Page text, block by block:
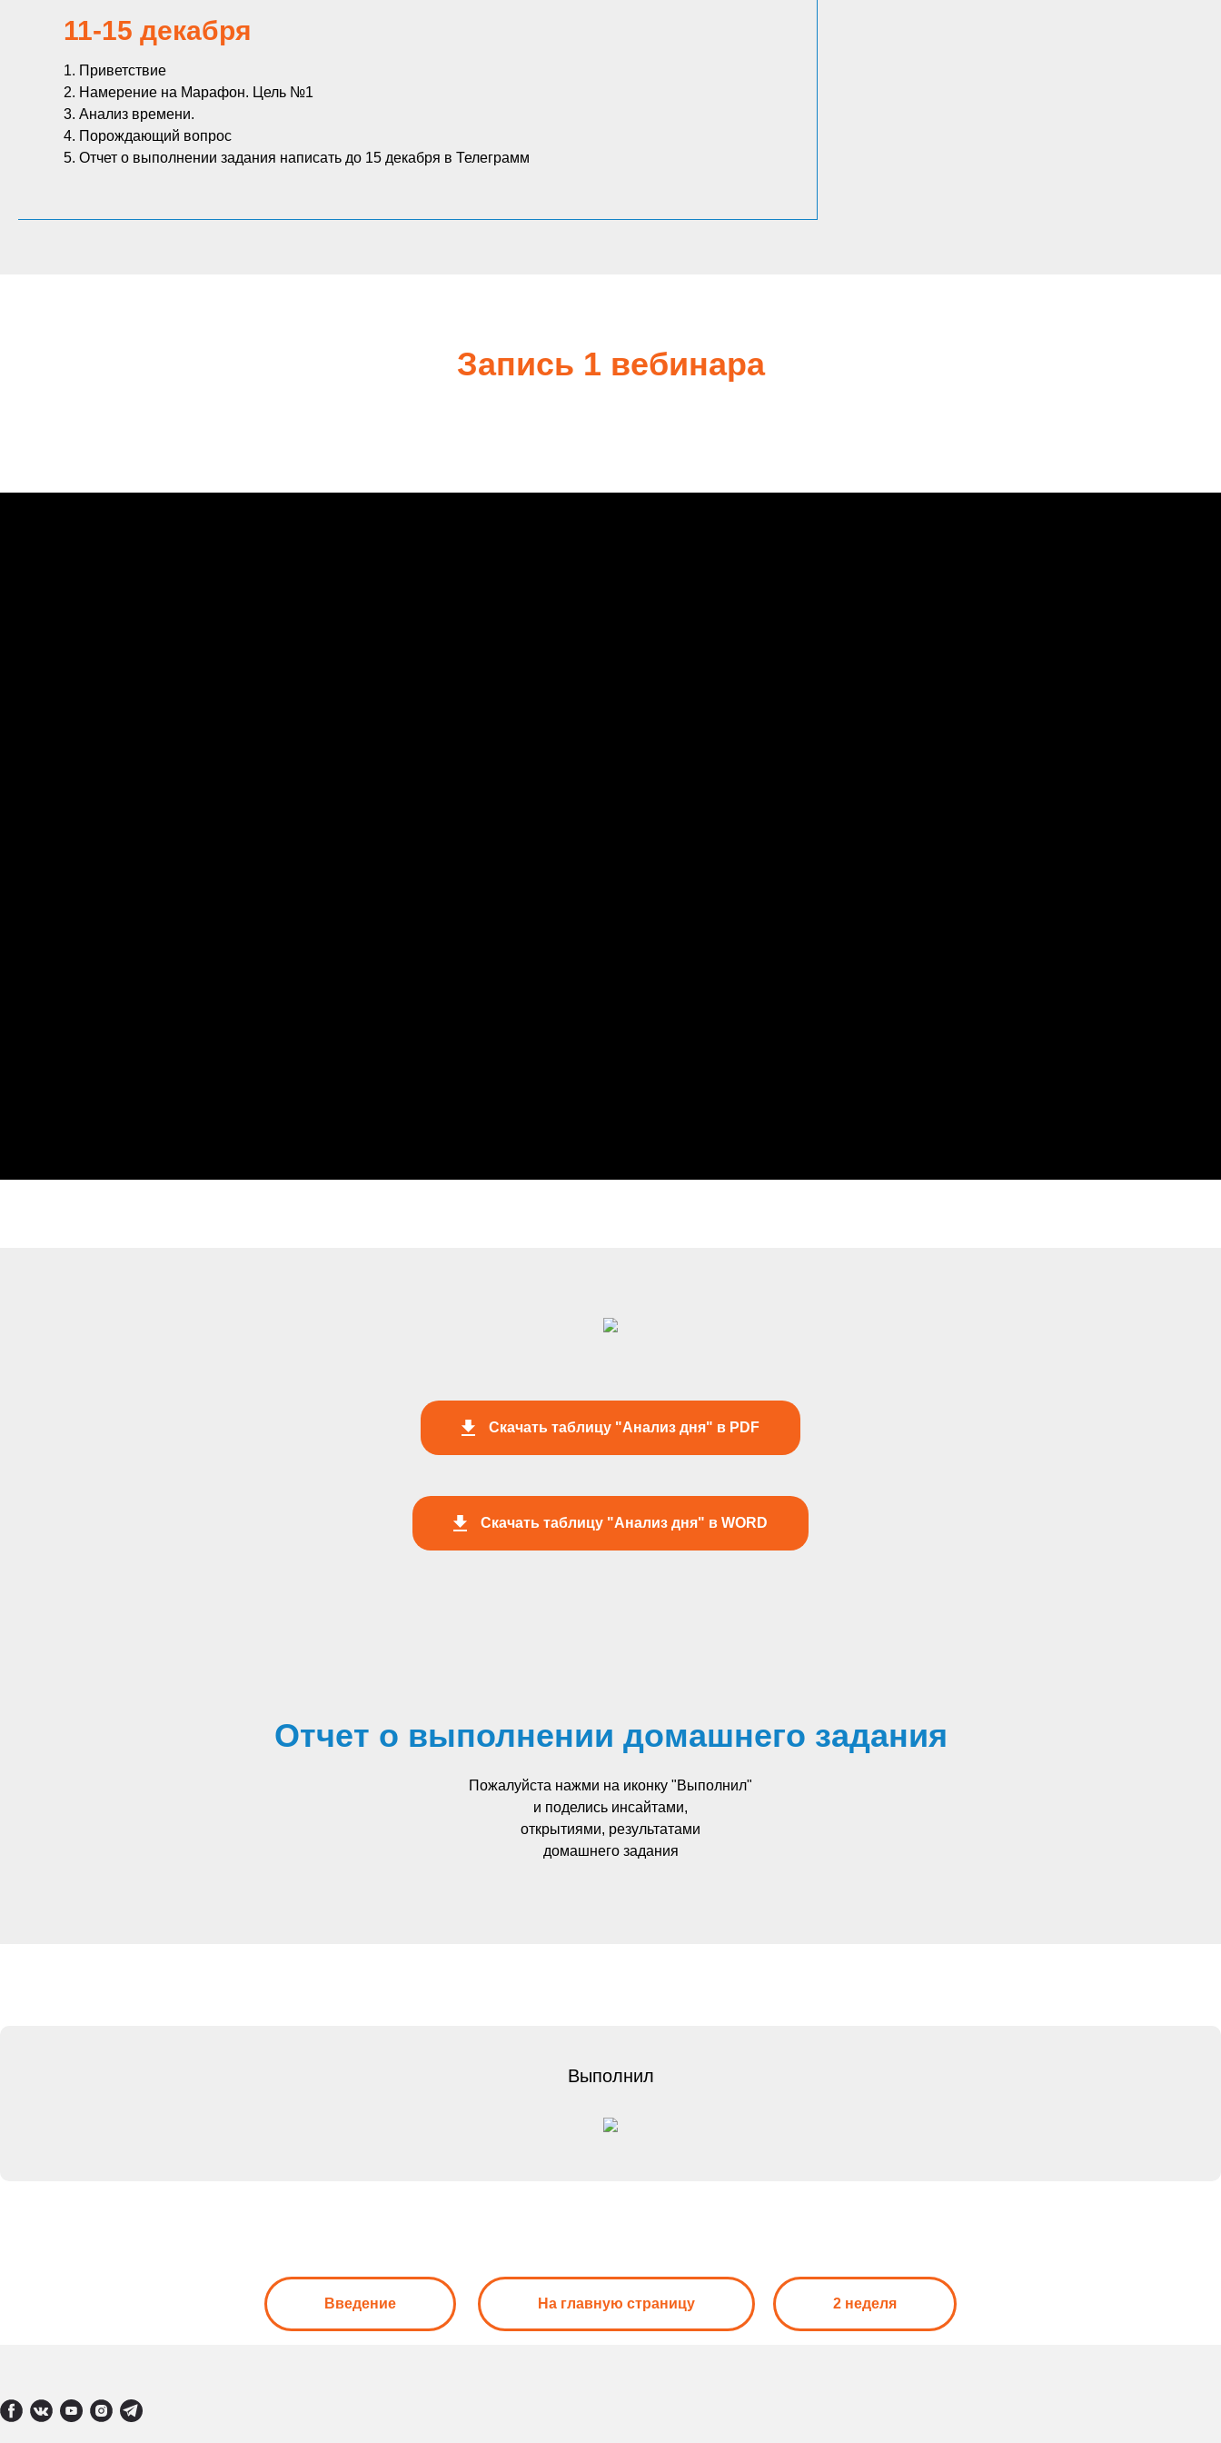
11-15 декабря
1. Приветствие
2. Намерение на Марафон. Цель №1
3. Анализ времени.
4. Порождающий вопрос
5. Отчет о выполнении задания написать до 15 декабря в Телеграмм
Запись 1 вебинара
Скачать таблицу "Анализ дня" в PDF
Скачать таблицу "Анализ дня" в WORD
Отчет о выполнении домашнего задания
Пожалуйста нажми на иконку "Выполнил"
и поделись инсайтами,
открытиями, результатами
домашнего задания
Выполнил
Введение На главную страницу 2 неделя